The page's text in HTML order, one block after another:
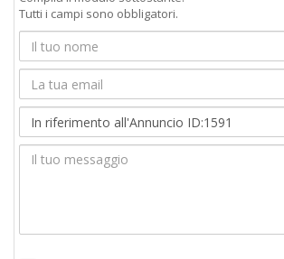
Tutti i campi sono obbligatori.